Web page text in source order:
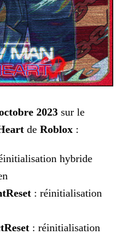
2023 sur le
de Roblox :
hybride
: réinitialisation
: réinitialisation